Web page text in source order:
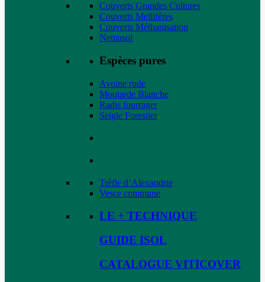
Couverts Grandes Cultures
Couverts Mellifères
Couverts Méthanisation
Nemasol
Espèces pures
Avoine rude
Moutarde Blanche
Radis fourrager
Seigle Forestier
Trèfle d’Alexandrie
Vesce commune
LE + TECHNIQUE
GUIDE ISOL
CATALOGUE VITICOVER